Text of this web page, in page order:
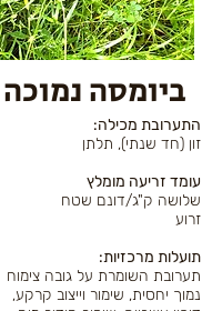
ביומסה נמוכה
:התערובת מכילה
זון (חד שנתי), תלתן
עומד זריעה מומלץ
שלושה ק"ג/דונם שטח
זרוע
:תועלות מרכזיות
תערובת השומרת על גובה צימוח
נמוך יחסית, שימור וייצוב קרקע,